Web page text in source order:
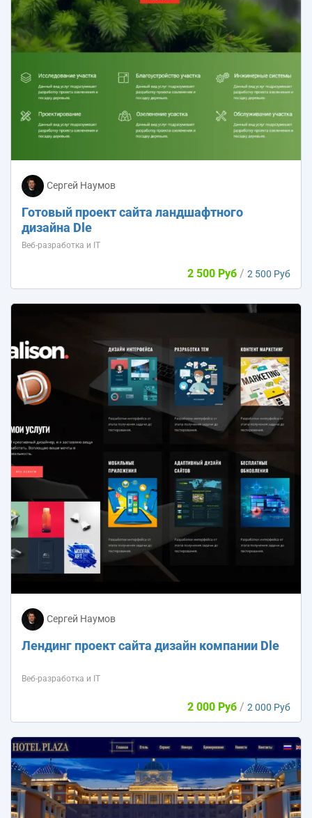
Сергей Наумов
Готовый проект сайта ландшафтного
дизайна Dle
Веб-разработка и IT
2 500 Руб / 2 500 Руб
Сергей Наумов
Лендинг проект сайта дизайн компании Dle
Веб-разработка и IT
2 000 Руб / 2 000 Руб